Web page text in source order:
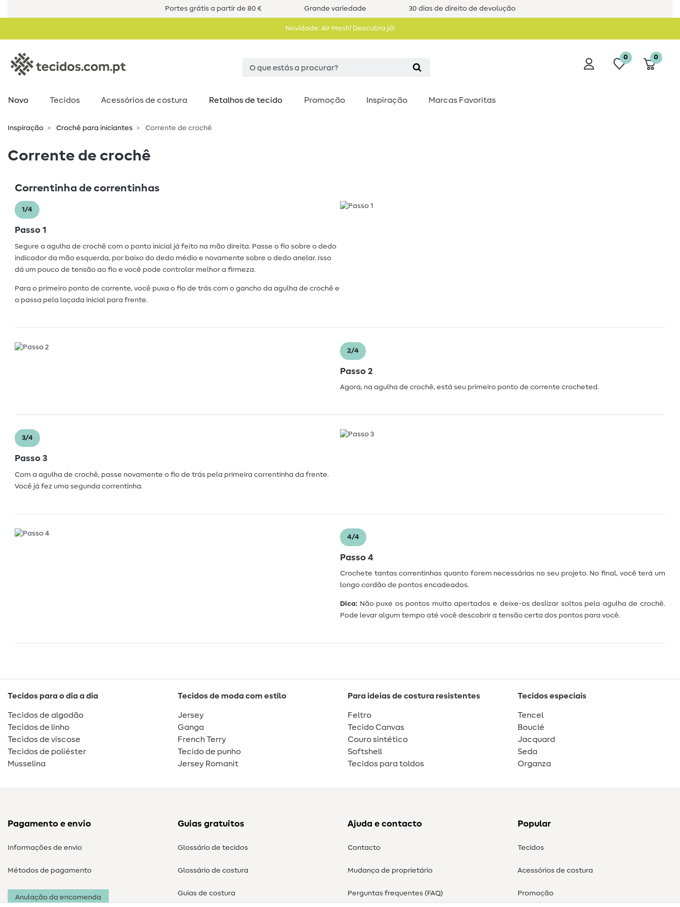
Portes grátis a partir de 80 € Grande variedade 30 dias de direito de devolução
Novidade: Air Mesh! Descubra já!
0 0
Novo Tecidos Acessórios de costura​ Retalhos de tecido Promoção Inspiração Marcas Favoritas
Inspiração Crochê para iniciantes Corrente de crochê
Corrente de crochê
Correntinha de correntinhas
1/4
Passo 1
Segure a agulha de crochê com o ponto inicial já feito na mão direita. Passe o fio sobre o dedo
indicador da mão esquerda, por baixo do dedo médio e novamente sobre o dedo anelar. Isso
dá um pouco de tensão ao fio e você pode controlar melhor a firmeza.
Para o primeiro ponto de corrente, você puxa o fio de trás com o gancho da agulha de crochê e
o passa pela laçada inicial para frente.
2/4
Passo 2
Agora, na agulha de crochê, está seu primeiro ponto de corrente crocheted.
3/4
Passo 3
Com a agulha de crochê, passe novamente o fio de trás pela primeira correntinha da frente.
Você já fez uma segunda correntinha.
4/4
Passo 4
Crochete tantas correntinhas quanto forem necessárias no seu projeto. No final, você terá um
longo cordão de pontos encadeados.
Dica: Não puxe os pontos muito apertados e deixe-os deslizar soltos pela agulha de crochê.
Pode levar algum tempo até você descobrir a tensão certa dos pontos para você.
Tecidos para o dia a dia
Tecidos de algodão
Tecidos de linho
Tecidos de viscose
Tecidos de poliéster
Musselina
Tecidos de moda com estilo
Jersey
Ganga
French Terry
Tecido de punho
Jersey Romanit
Para ideias de costura resistentes
Feltro
Tecido Canvas
Couro sintético
Softshell
Tecidos para toldos
Tecidos especiais
Tencel
Bouclé
Jacquard
Seda
Organza
Pagamento e envio
Informações de envio
Métodos de pagamento
Anulação da encomenda
Guias gratuitos
Glossário de tecidos
Glossário de costura
Guias de costura
Ajuda e contacto
Contacto
Mudança de proprietário
Perguntas frequentes (FAQ)
Popular
Tecidos
Acessórios de costura
Promoção